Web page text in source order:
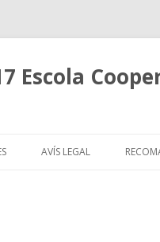
Escola
AVÍS LEGAL